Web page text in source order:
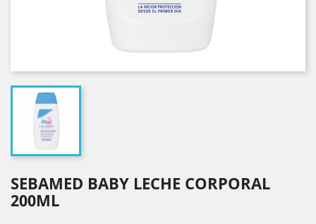
SEBAMED BABY LECHE CORPORAL
200ML